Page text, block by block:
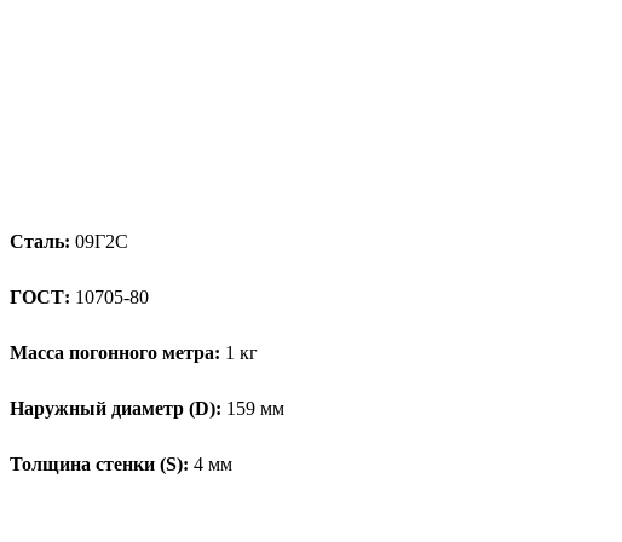
Сталь: 09Г2С
ГОСТ: 10705-80
Масса погонного метра: 1 кг
Наружный диаметр (D): 159 мм
Толщина стенки (S): 4 мм